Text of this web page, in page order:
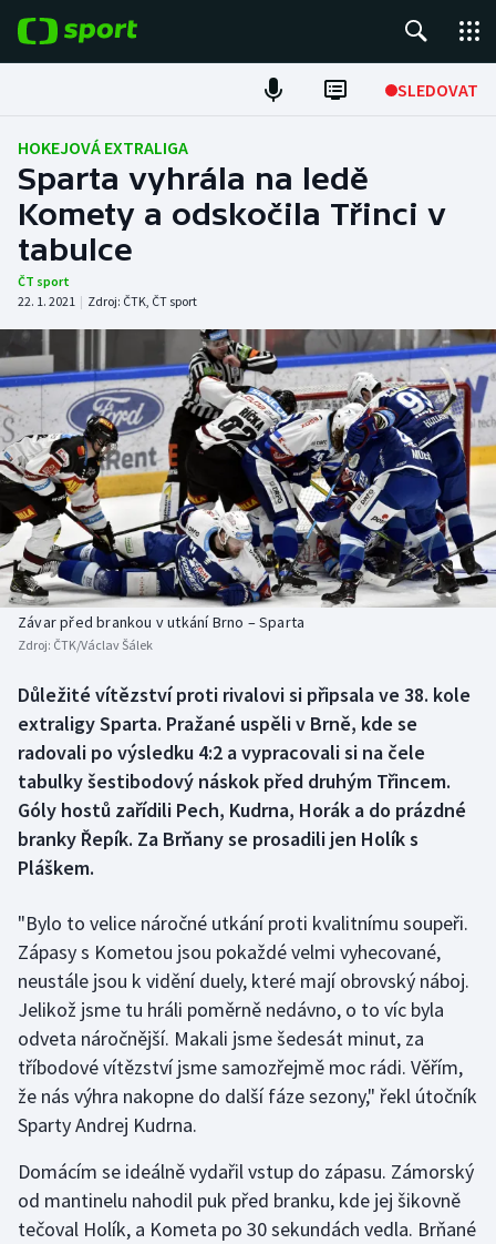
SLEDOVAT
Fotbal
Hokej
Tenis
Atletika
Cyklistika
DALŠÍ SPORTY
Americký fotbal
Baseball a softbal
Basketbal
Biatlon
Box
Curling
Dostihy
Futsal
Golf
Gymnastika
Házená
Judo
NEPŘEHLÉDNĚTE
Soutěže
Historické návraty
Aplikace ČT sport
HOKEJOVÁ EXTRALIGA
Sparta vyhrála na ledě
Komety a odskočila Třinci v
tabulce
ČT sport
22. 1. 2021 | Zdroj: ČTK, ČT sport
Závar před brankou v utkání Brno – Sparta
Zdroj: ČTK/Václav Šálek
Důležité vítězství proti rivalovi si připsala ve 38. kole
extraligy Sparta. Pražané uspěli v Brně, kde se
radovali po výsledku 4:2 a vypracovali si na čele
tabulky šestibodový náskok před druhým Třincem.
Góly hostů zařídili Pech, Kudrna, Horák a do prázdné
branky Řepík. Za Brňany se prosadili jen Holík s
Pláškem.
"Bylo to velice náročné utkání proti kvalitnímu soupeři.
Zápasy s Kometou jsou pokaždé velmi vyhecované,
neustále jsou k vidění duely, které mají obrovský náboj.
Jelikož jsme tu hráli poměrně nedávno, o to víc byla
odveta náročnější. Makali jsme šedesát minut, za
tříbodové vítězství jsme samozřejmě moc rádi. Věřím,
že nás výhra nakopne do další fáze sezony," řekl útočník
Sparty Andrej Kudrna.
Domácím se ideálně vydařil vstup do zápasu. Zámorský
od mantinelu nahodil puk před branku, kde jej šikovně
tečoval Holík, a Kometa po 30 sekundách vedla. Brňané